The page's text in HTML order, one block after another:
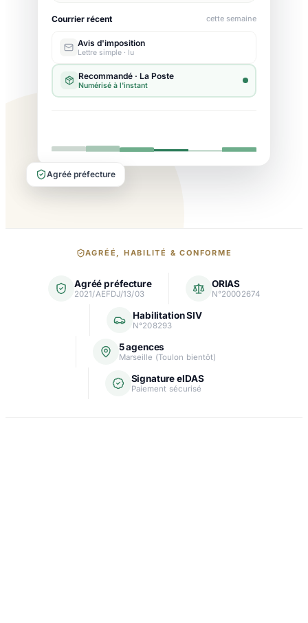
Courrier récent cette semaine
Avis d'imposition
Lettre simple · lu
Agréé préfecture
AGRÉÉ, HABILITÉ & CONFORME
Agréé préfecture
2021/AEFDJ/13/03
ORIAS
N°20002674
Habilitation SIV
N°208293
5 agences
Marseille (Toulon bientôt)
Signature eIDAS
Paiement sécurisé